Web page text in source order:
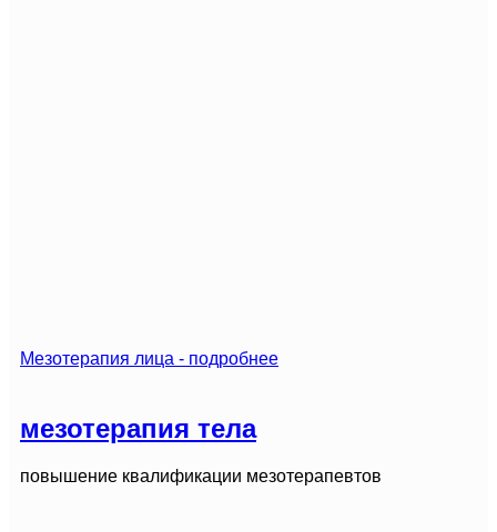
Мезотерапия лица - подробнее
мезотерапия тела
повышение квалификации мезотерапевтов